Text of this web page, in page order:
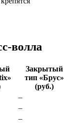
волла
Закрытый
тип «Брус»
(руб.)
–
–
–